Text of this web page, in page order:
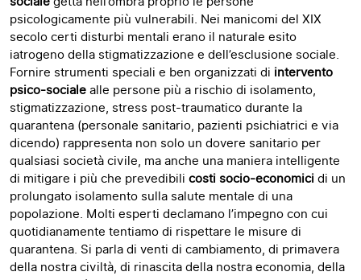
psicologicamente più vulnerabili. Nei manicomi del XIX
secolo certi disturbi mentali erano il naturale esito
iatrogeno della stigmatizzazione e dell’esclusione sociale.
Fornire strumenti speciali e ben organizzati di intervento
psico-socialealle persone più a rischio di isolamento,
stigmatizzazione, stress post-traumatico durante la
quarantena (personale sanitario, pazienti psichiatrici e via
dicendo) rappresenta non solo un dovere sanitario per
qualsiasi società civile, ma anche una maniera intelligente
di mitigare i più che prevedibili costi socio-economicidi un
prolungato isolamento sulla salute mentale di una
popolazione. Molti esperti declamano l’impegno con cui
quotidianamente tentiamo di rispettare le misure di
quarantena. Si parla di venti di cambiamento, di primavera
della nostra civiltà, di rinascita della nostra economia, della